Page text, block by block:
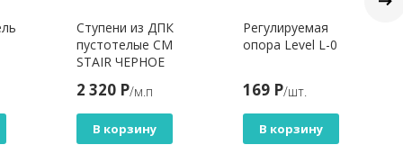
Ступени из ДПК
пустотелые CM
STAIR ЧЕРНОЕ
2 320 Р/м.п
В корзину
Регулируемая
опора Level L-0
169 Р/шт.
В корзину